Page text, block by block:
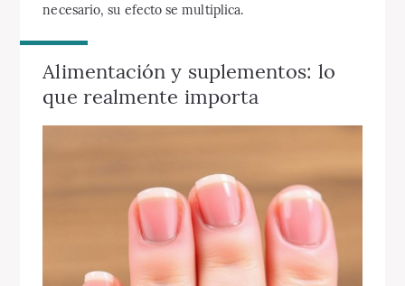
necesario, su efecto se multiplica.
Alimentación y suplementos: lo
que realmente importa